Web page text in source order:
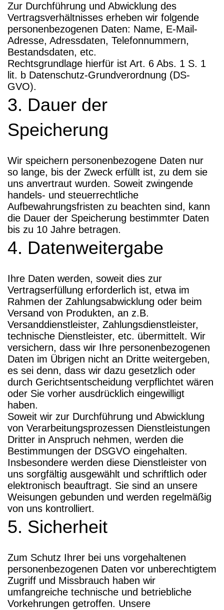
Zur Durchführung und Abwicklung des
Vertragsverhältnisses erheben wir folgende
personenbezogenen Daten: Name, E-Mail-
Adresse, Adressdaten, Telefonnummern,
Bestandsdaten, etc.
Rechtsgrundlage hierfür ist Art. 6 Abs. 1 S. 1
lit. b Datenschutz-Grundverordnung (DS-
GVO).
3. Dauer der
Speicherung
Wir speichern personenbezogene Daten nur
so lange, bis der Zweck erfüllt ist, zu dem sie
uns anvertraut wurden. Soweit zwingende
handels- und steuerrechtliche
Aufbewahrungsfristen zu beachten sind, kann
die Dauer der Speicherung bestimmter Daten
bis zu 10 Jahre betragen.
4. Datenweitergabe
Ihre Daten werden, soweit dies zur
Vertragserfüllung erforderlich ist, etwa im
Rahmen der Zahlungsabwicklung oder beim
Versand von Produkten, an z.B.
Versanddienstleister, Zahlungsdienstleister,
technische Dienstleister, etc. übermittelt. Wir
versichern, dass wir Ihre personenbezogenen
Daten im Übrigen nicht an Dritte weitergeben,
es sei denn, dass wir dazu gesetzlich oder
durch Gerichtsentscheidung verpflichtet wären
oder Sie vorher ausdrücklich eingewilligt
haben.
Soweit wir zur Durchführung und Abwicklung
von Verarbeitungsprozessen Dienstleistungen
Dritter in Anspruch nehmen, werden die
Bestimmungen der DSGVO eingehalten.
Insbesondere werden diese Dienstleister von
uns sorgfältig ausgewählt und schriftlich oder
elektronisch beauftragt. Sie sind an unsere
Weisungen gebunden und werden regelmäßig
von uns kontrolliert.
5. Sicherheit
Zum Schutz Ihrer bei uns vorgehaltenen
personenbezogenen Daten vor unberechtigtem
Zugriff und Missbrauch haben wir
umfangreiche technische und betriebliche
Vorkehrungen getroffen. Unsere